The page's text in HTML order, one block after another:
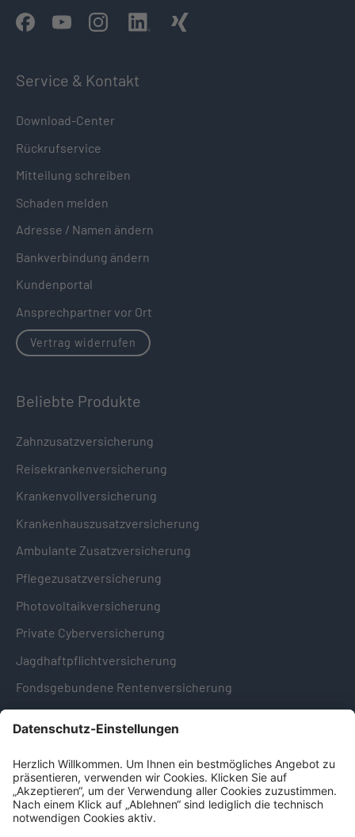
Service & Kontakt
Download-Center
Rückrufservice
Mitteilung schreiben
Schaden melden
Adresse / Namen ändern
Bankverbindung ändern
Kundenportal
Ansprechpartner vor Ort
Vertrag widerrufen
Beliebte Produkte
Zahnzusatzversicherung
Reisekrankenversicherung
Krankenvollversicherung
Krankenhauszusatzversicherung
Ambulante Zusatzversicherung
Pflegezusatzversicherung
Photovoltaikversicherung
Private Cyberversicherung
Jagdhaftpflichtversicherung
Fondsgebundene Rentenversicherung
Hinweise & Informationen
Impressum
Datenschutz